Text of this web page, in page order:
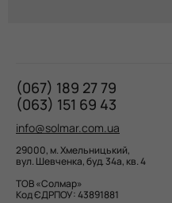
(067) 189 27 79
(063) 151 69 43
info@solmar.com.ua
29000, м. Хмельницький,
вул. Шевченка, буд. 34а, кв. 4
ТОВ «Солмар»
Код ЄДРПОУ: 43891881